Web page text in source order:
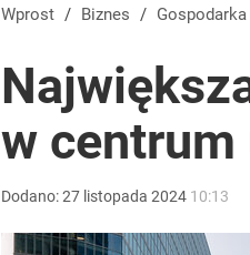
Wprost / Biznes / Gospodarka
w centrum
Dodano:27 listopada 2024 10:13